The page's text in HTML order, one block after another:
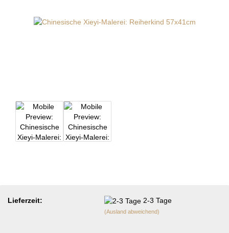
Lieferzeit: 2-3 Tage
(Ausland abweichend)